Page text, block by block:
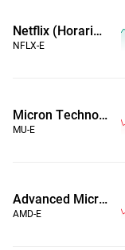
Netflix (Horario ampliado)
NFLX-E
Micron Technology, Inc. (Horario ampliado)
MU-E
Advanced Micro Devices, Inc. (Horario ampliado)
AMD-E